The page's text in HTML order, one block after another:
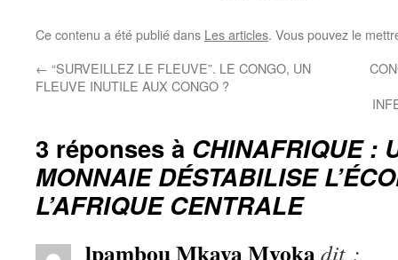
Ce contenu a été publié dans Les articles. Vous pouvez le
← “SURVEILLEZ LE FLEUVE”. LE CONGO, UN
FLEUVE INUTILE AUX CONGO ?
3 réponses à CHINAFRIQUE :
MONNAIE DÉSTABILISE
L’AFRIQUE CENTRALE
lpambou Mkaya Mvokadit :